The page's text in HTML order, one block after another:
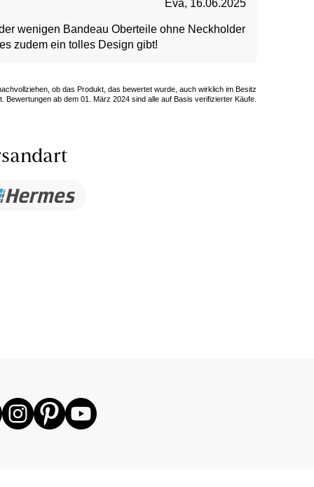
Eva, 16.06.2025
wenigen Bandeau Oberteile ohne Neckholder
zudem ein tolles Design gibt!
ob das Produkt, das bewertet wurde, auch wirklich im Besitz
Bewertungen ab dem 01. März 2024 sind alle auf Basis verifizierter Käufe.